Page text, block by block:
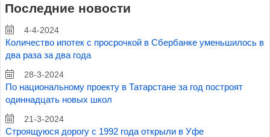
Последние новости
4-4-2024
Количество ипотек с просрочкой в Сбербанке уменьшилось в
два раза за два года
28-3-2024
По национальному проекту в Татарстане за год построят
одиннадцать новых школ
21-3-2024
Строящуюся дорогу с 1992 года открыли в Уфе